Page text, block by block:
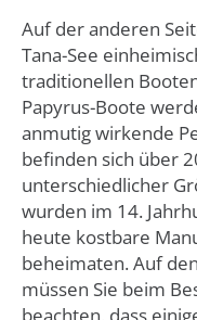
Auf der anderen
Tana-See
traditionellen
Papyrus-Boote
anmutig wirkende
befinden sich über
unterschiedlicher
wurden im 14.
heute kostbare
beheimaten. Auf den
müssen Sie beim